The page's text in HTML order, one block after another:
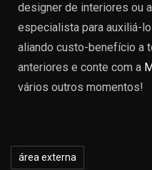
designer de interiores ou
especialista para auxiliá-
aliando custo-benefício a
anteriores e conte com a
vários outros momentos!
área externa